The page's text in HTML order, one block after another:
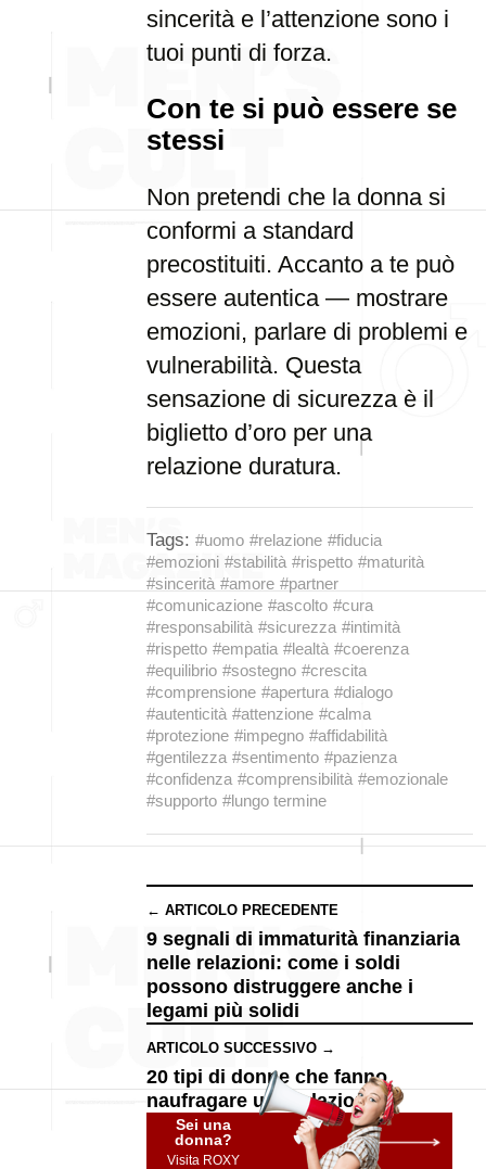
sincerità e l’attenzione sono i
tuoi punti di forza.
Con te si può essere se
stessi
Non pretendi che la donna si
conformi a standard
precostituiti. Accanto a te può
essere autentica — mostrare
emozioni, parlare di problemi e
vulnerabilità. Questa
sensazione di sicurezza è il
biglietto d’oro per una
relazione duratura.
Tags: #uomo #relazione #fiducia
#emozioni #stabilità #rispetto #maturità
#sincerità #amore #partner
#comunicazione #ascolto #cura
#responsabilità #sicurezza #intimità
#rispetto #empatia #lealtà #coerenza
#equilibrio #sostegno #crescita
#comprensione #apertura #dialogo
#autenticità #attenzione #calma
#protezione #impegno #affidabilità
#gentilezza #sentimento #pazienza
#confidenza #comprensibilità #emozionale
#supporto #lungo termine
← ARTICOLO PRECEDENTE
9 segnali di immaturità finanziaria
nelle relazioni: come i soldi
possono distruggere anche i
legami più solidi
ARTICOLO SUCCESSIVO →
20 tipi di donne che fanno
naufragare una relazione
Sei una
donna?
Visita ROXY